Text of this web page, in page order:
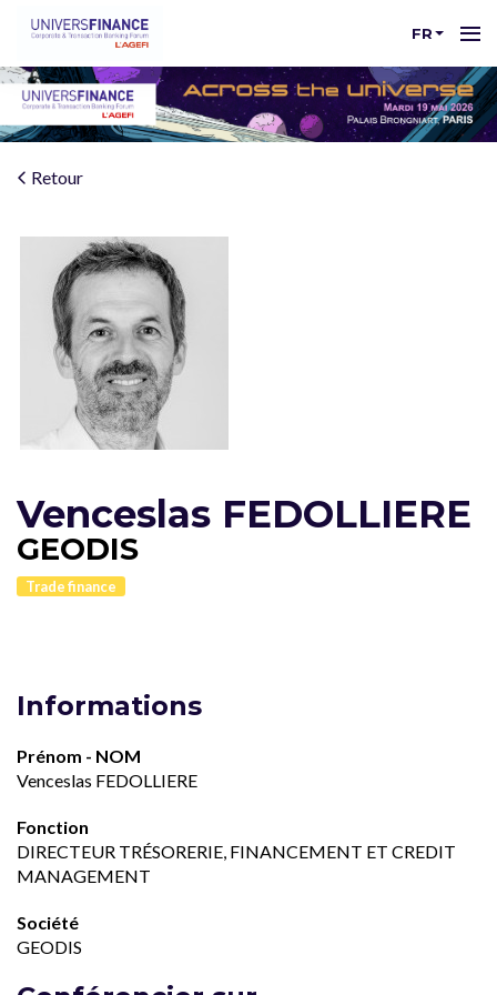
FR
Retour
Venceslas FEDOLLIERE
GEODIS
Trade finance
Informations
Prénom - NOM
Venceslas FEDOLLIERE
Fonction
DIRECTEUR TRÉSORERIE, FINANCEMENT ET CREDIT
MANAGEMENT
Société
GEODIS